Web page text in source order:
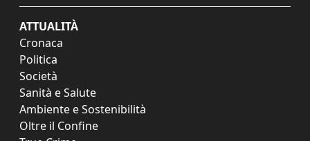
ATTUALITÀ
Cronaca
Politica
Società
Sanità e Salute
Ambiente e Sostenibilità
Oltre il Confine